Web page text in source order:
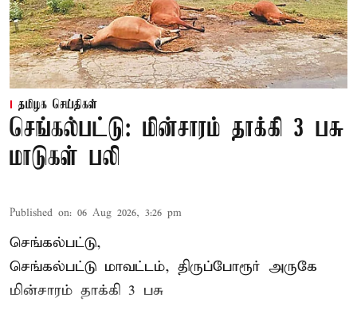
தமிழக செய்திகள்
செங்கல்பட்டு: மின்சாரம் தாக்கி 3 பசு
மாடுகள் பலி
Published on: 06 Aug 2026, 3:26 pm
செங்கல்பட்டு,
செங்கல்பட்டு மாவட்டம், திருப்போரூர் அருகே
மின்சாரம் தாக்கி 3 பசு